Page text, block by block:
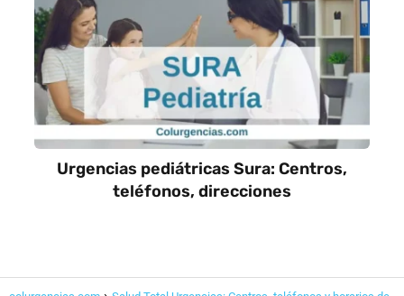
Urgencias pediátricas Sura: Centros,
teléfonos, direcciones